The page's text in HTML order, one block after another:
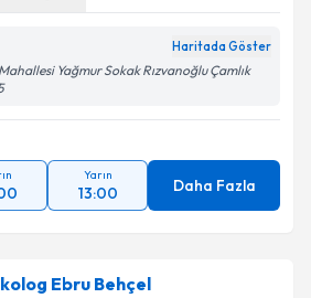
Haritada Göster
Yağmur Sokak Rızvanoğlu Çamlık
Yarın
13:00 Daha Fazla
Ebru Behçel